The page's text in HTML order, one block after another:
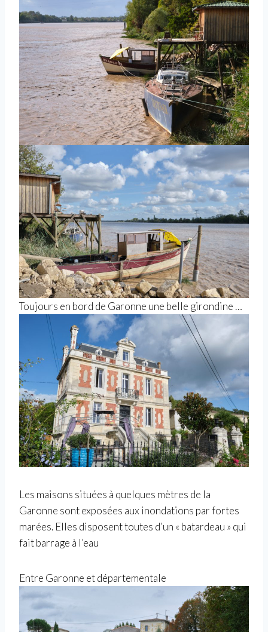
Toujours en bord de Garonne une belle girondine …
Les maisons situées à quelques mètres de la
Garonne sont exposées aux inondations par fortes
marées. Elles disposent toutes d’un « batardeau » qui
fait barrage à l’eau
Entre Garonne et départementale